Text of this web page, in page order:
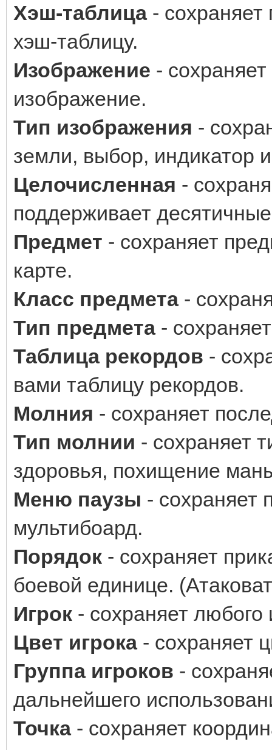
Хэш-таблица-
хэш-таблицу.
Изображение -
изображение.
Тип изображения -
земли, выбор, индикатор
Целочисленная -
поддерживает
Предмет - сохраняет
карте.
Класс предмета-
Тип предмета-
Таблица рекордов -
вами таблицу рекордов.
Молния - сохраняет
Тип молнии - сохраняет
здоровья, похищение
Меню паузы - сохраняет
мультибоард.
Порядок - сохраняет
боевой единице.
Игрок - сохраняет любого
Цвет игрока- сохраняет
Группа игроков -
дальнейшего
Точка- сохраняет